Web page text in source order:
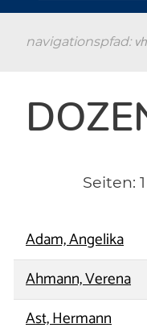
navigationspfad:
zur Randspalte
Seiten: 1
Adam, Angelika
Ahmann, Verena
Ast, Hermann